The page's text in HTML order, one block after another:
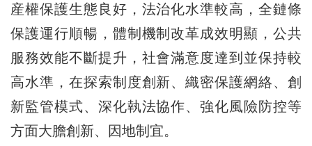
産權保護生態良好，法治化水準較高，全鏈條
保護運行順暢，體制機制改革成效明顯，公共
服務效能不斷提升，社會滿意度達到並保持較
高水準，在探索制度創新、織密保護網絡、創
新監管模式、深化執法協作、強化風險防控等
方面大膽創新、因地制宜。